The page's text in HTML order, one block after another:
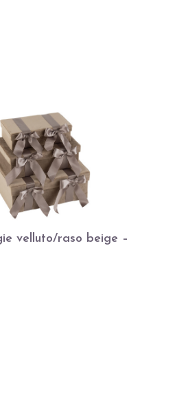
velluto/raso beige –